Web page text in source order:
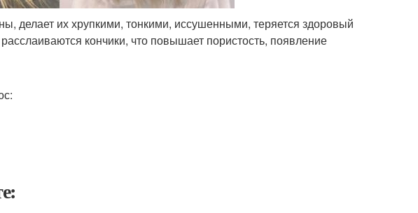
делает их хрупкими, тонкими, иссушенными, теряется здоровый
кончики, что повышает пористость, появление